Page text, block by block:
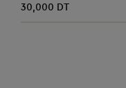
30,000 DT